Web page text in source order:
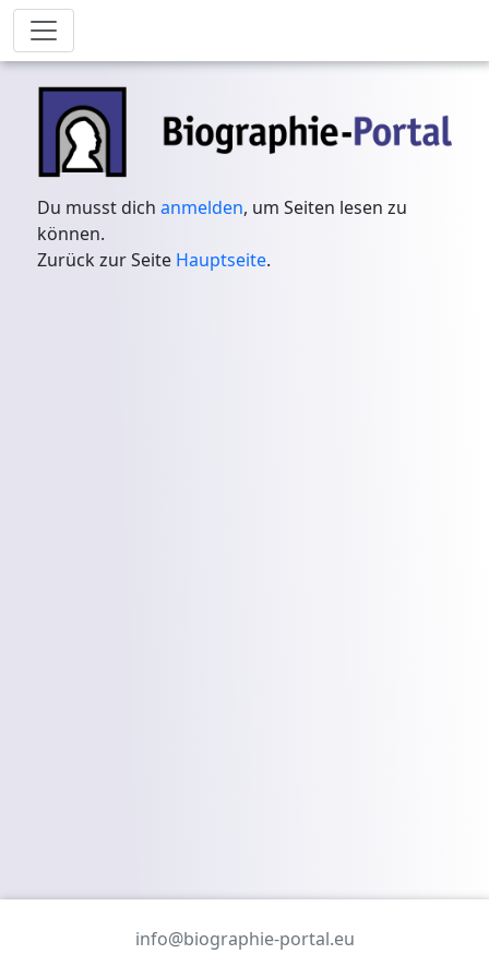
Du musst dichanmelden, um Seiten lesen zu
können.
Zurück zur Seite Hauptseite.
info@biographie-portal.eu